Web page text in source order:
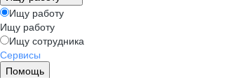
Ищу работу
Ищу работу
Ищу сотрудника
Сервисы
Помощь